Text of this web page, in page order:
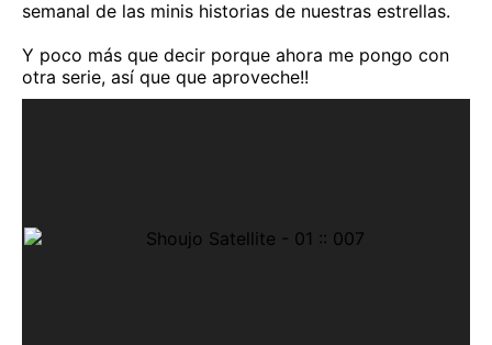
semanal de las minis historias de nuestras estrellas.
Y poco más que decir porque ahora me pongo con
otra serie, así que que aproveche!!